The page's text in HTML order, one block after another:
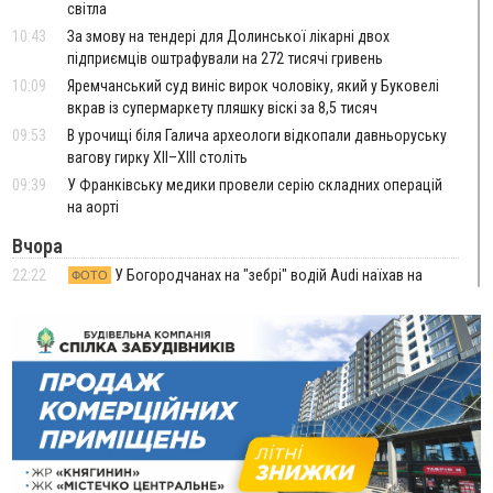
світла
10:43
За змову на тендері для Долинської лікарні двох
підприємців оштрафували на 272 тисячі гривень
10:09
Яремчанський суд виніс вирок чоловіку, який у Буковелі
вкрав із супермаркету пляшку віскі за 8,5 тисяч
09:53
В урочищі біля Галича археологи відкопали давньоруську
вагову гирку XII–XIII століть
09:39
У Франківську медики провели серію складних операцій
на аорті
Вчора
22:22 ФОТО
У Богородчанах на "зебрі" водій Audi наїхав на
21:01
Загальна площа всіх книгарень України - трохи більше ніж 6
футбольних полів
20:47
На "зебрі" у Франківську два мотоциклісти збили жінку
18:55
Прикарпаття серед лідерів за будівництвом новобудов і
рекордсмен за зростанням цін на житло
16:48
ВІДЕО Де безпечно купатися на Прикарпатті?
16:20
У Франківську дружина загиблого воїна створила